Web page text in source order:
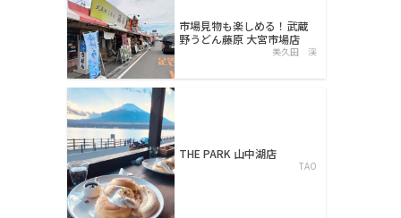
市場見物も楽しめる！武蔵
野うどん藤原 大宮市場店
美久田 渓
THE PARK 山中湖店
TAO